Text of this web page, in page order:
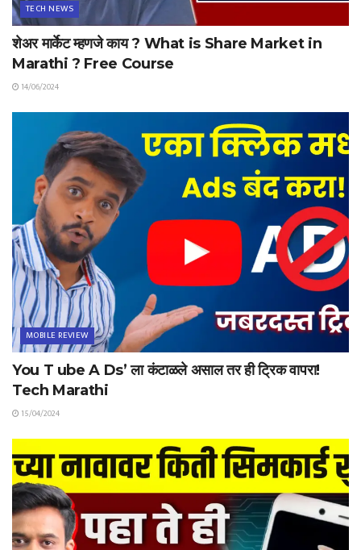
TECH NEWS
शेअर मार्केट म्हणजे काय ? What is Share Market in
Marathi ? Free Course
14/06/2024
MOBILE REVIEW
You T ube A Ds’ ला कंटाळले असाल तर ही ट्रिक वापरा!
Tech Marathi
15/04/2024